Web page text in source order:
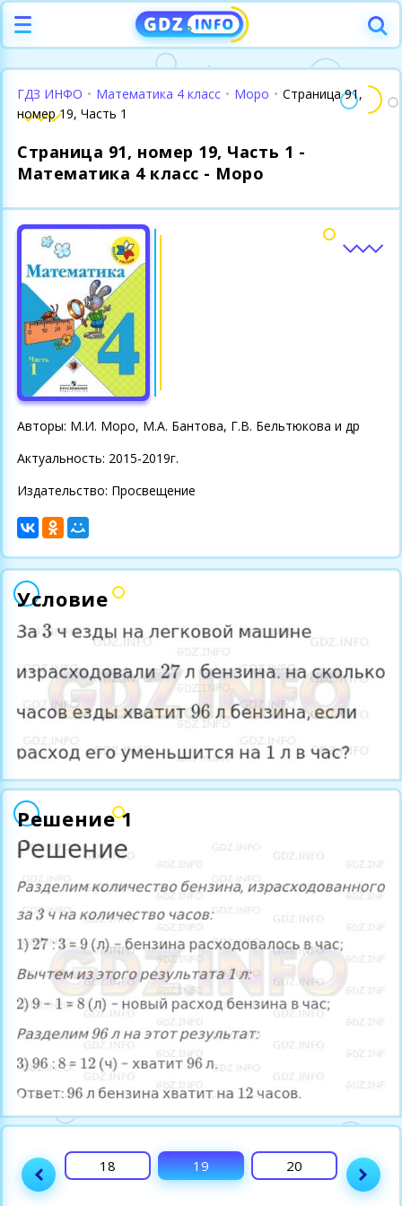
ГДЗ ИНФО • Математика 4 класс • Моро • Страница 91,
номер 19, Часть 1
Страница 91, номер 19, Часть 1 -
Математика 4 класс - Моро
Авторы: М.И. Моро, М.А. Бантова, Г.В. Бельтюкова и др
Актуальность: 2015-2019г.
Издательство: Просвещение
Условие
Решение 1
17 18 19 20 21